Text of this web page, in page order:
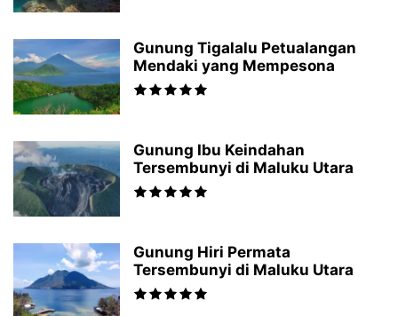
Gunung Tigalalu Petualangan
Mendaki yang Mempesona
Gunung Ibu Keindahan
Tersembunyi di Maluku Utara
Gunung Hiri Permata
Tersembunyi di Maluku Utara